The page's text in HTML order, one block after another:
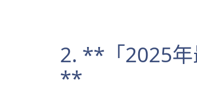
2. **「2025年
**